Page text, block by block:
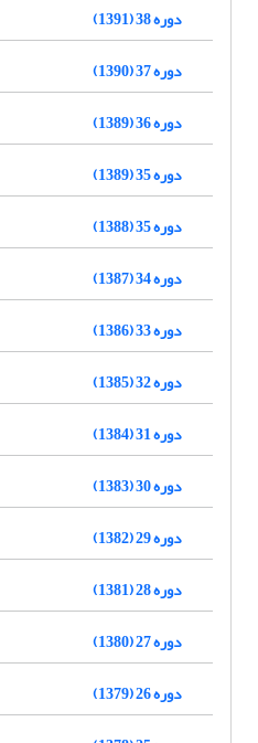
دوره 38 (1391)
دوره 37 (1390)
دوره 36 (1389)
دوره 35 (1389)
دوره 35 (1388)
دوره 34 (1387)
دوره 33 (1386)
دوره 32 (1385)
دوره 31 (1384)
دوره 30 (1383)
دوره 29 (1382)
دوره 28 (1381)
دوره 27 (1380)
دوره 26 (1379)